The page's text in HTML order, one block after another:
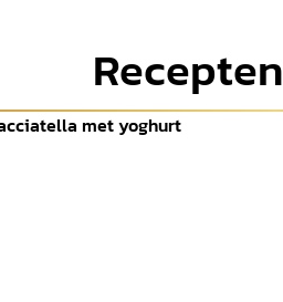
Recepten